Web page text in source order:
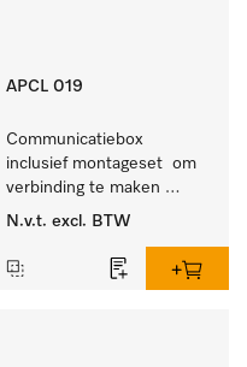
APCL 019
Communicatiebox
inclusief montageset  om
verbinding te maken
tussen
en externe systemen.
N.v.t. excl. BTW